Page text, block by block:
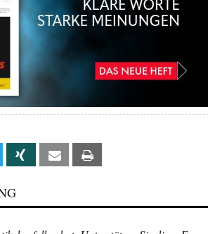
Linkedin Xing Email